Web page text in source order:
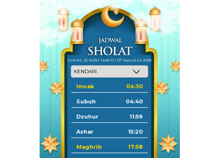
Jum'at, 22 Safar 1448 H / 07 Agustus 2026
Imsak 04:30
Subuh 04:40
Dzuhur 11:59
Ashar 15:20
Maghrib 17:58